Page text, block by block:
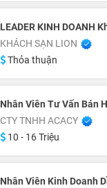
LEADER KINH DOANH
KHÁCH SẠN LION
Thỏa thuận
Nhân Viên Tư Vấn Bán
CTY TNHH ACACY
10 - 16 Triệu
Nhân Viên Kinh Doanh